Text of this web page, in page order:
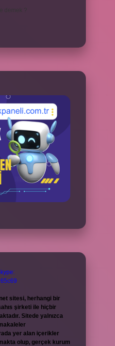
sitesi, herhangi bir
şirketi ile hiçbir
Sitede yalnızca
yer alan içerikler
olup, gerçek kurum